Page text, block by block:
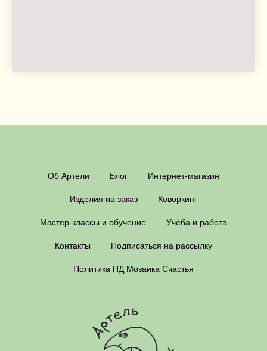
Об Артели Блог Интернет-магазин
Изделия на заказ Коворкинг
Мастер-классы и обучение Учёба и работа
Контакты Подписаться на рассылку
Политика ПД Мозаика Счастья